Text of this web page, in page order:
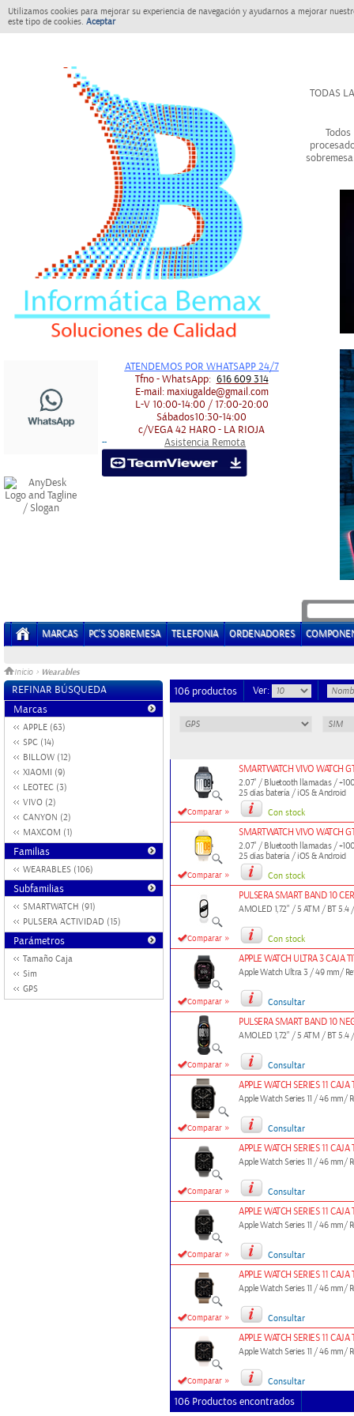
Utilizamos cookies para mejorar su experiencia de navegación y ayudarnos a mejorar
este tipo de cookies. Aceptar
ATENDEMOS POR WHATSAPP 24/7
Tfno - WhatsApp: 616 609 314
E-mail:maxiugalde@gmail.com
L-V10:00-14:00 / 17:00-20:00
Sábados10:30-14:00
c/VEGA 42 HARO - LA RIOJA
-- Asistencia Remota
TODAS
MARCAS PC'S SOBREMESA TELEFONIA ORDENADORES
Inicio > Wearables
REFINAR BÚSQUEDA
Marcas
APPLE (63)
SPC (14)
BILLOW (12)
XIAOMI (9)
LEOTEC (3)
VIVO (2)
CANYON (2)
MAXCOM (1)
Familias
WEARABLES (106)
Subfamilias
SMARTWATCH (91)
PULSERA ACTIVIDAD (15)
Parámetros
Tamaño Caja
Sim
GPS
106 productos Ver:
Comparar »
SMARTWATCH VIVO WATCH
2.07" / Bluetooth llamadas /
25 días batería / iOS & Android
Con stock
Comparar »
SMARTWATCH VIVO WATCH
2.07" / Bluetooth llamadas /
25 días batería / iOS & Android
Con stock
Comparar »
PULSERA SMART BAND 10
AMOLED 1,72" / 5 ATM / BT 5.4
Con stock
Comparar »
APPLE WATCH ULTRA 3 CAJA
Apple Watch Ultra 3 / 49 mm/
Consultar
Comparar »
PULSERA SMART BAND 10
AMOLED 1,72" / 5 ATM / BT 5.4
Consultar
Comparar »
APPLE WATCH SERIES 11
Apple Watch Series 11 / 46 mm/
Consultar
Comparar »
APPLE WATCH SERIES 11
Apple Watch Series 11 / 46 mm/
Consultar
Comparar »
APPLE WATCH SERIES 11
Apple Watch Series 11 / 46 mm/
Consultar
Comparar »
APPLE WATCH SERIES 11
Apple Watch Series 11 / 46 mm/
Consultar
Comparar »
APPLE WATCH SERIES 11
Apple Watch Series 11 / 46 mm/
Consultar
106 Productos encontrados